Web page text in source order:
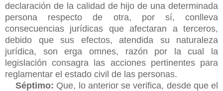
declaración de la calidad de hijo de una determinada
persona respecto de otra, por sí, conlleva
consecuencias jurídicas que afectaran a terceros,
debido que sus efectos, atendida su naturaleza
jurídica, son erga omnes, razón por la cual la
legislación consagra las acciones pertinentes para
reglamentar el estado civil de las personas.
Séptimo: Que, lo anterior se verifica, desde que el